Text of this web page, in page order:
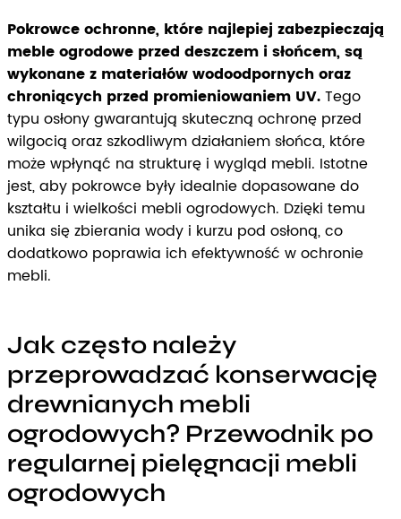
Pokrowce ochronne, które najlepiej zabezpieczają
meble ogrodowe przed deszczem i słońcem, są
wykonane z materiałów wodoodpornych oraz
chroniących przed promieniowaniem UV.Tego
typu osłony gwarantują skuteczną ochronę przed
wilgocią oraz szkodliwym działaniem słońca, które
może wpłynąć na strukturę i wygląd mebli. Istotne
jest, aby pokrowce były idealnie dopasowane do
kształtu i wielkości mebli ogrodowych. Dzięki temu
unika się zbierania wody i kurzu pod osłoną, co
dodatkowo poprawia ich efektywność w ochronie
mebli.
Jak często należy
przeprowadzać konserwację
drewnianych mebli
ogrodowych? Przewodnik po
regularnej pielęgnacji mebli
ogrodowych